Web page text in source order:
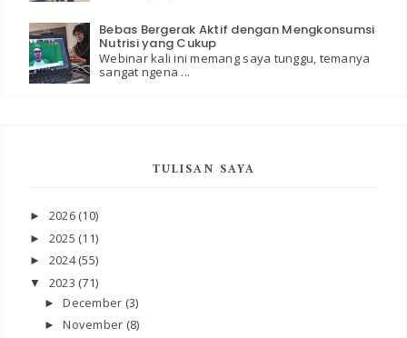
Bebas Bergerak Aktif dengan Mengkonsumsi
Nutrisi yang Cukup
Webinar kali ini memang saya tunggu, temanya
sangat ngena ...
TULISAN SAYA
► 2026 (10)
► 2025 (11)
► 2024(55)
▼ 2023 (71)
►December (3)
►November (8)